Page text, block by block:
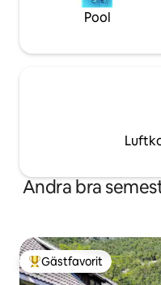
Pool
Andra bra
Populär gästfavorit
Gästfavorit